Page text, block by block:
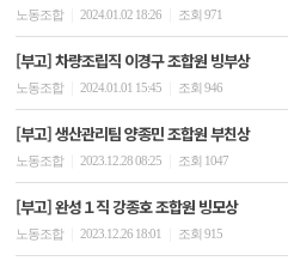
노동조합 2024.01.02 18:26 조회 971
[부고] 차량조립직 이경구 조합원 빙부상
노동조합 2024.01.01 15:45 조회 946
[부고] 생산관리팀 양종민 조합원 부친상
노동조합 2023.12.28 08:25 조회 1047
[부고] 완성１직 강종호 조합원 빙모상
노동조합 2023.12.26 18:01 조회 915